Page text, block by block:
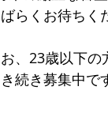
らくお待ちく
、23歳以下の
続き募集中で